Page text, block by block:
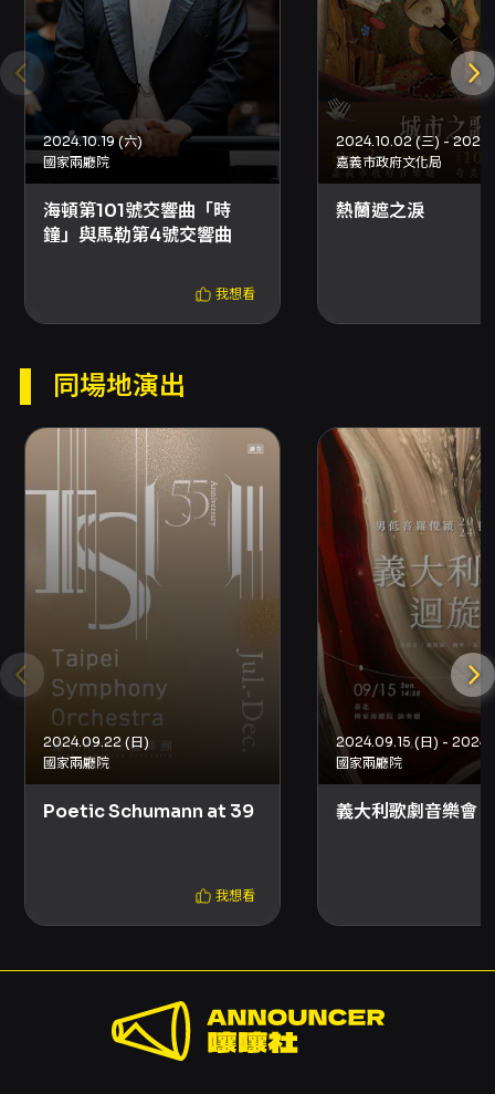
｜演出曲目｜
．Ludwig van Beethoven（1770-1827） 貝
多芬
An die ferne Geliebte op. 98《致遠方的愛
．Robert Schumann（1810-1856）舒曼
Neruda Songs 《聶魯達之歌》
注意事項
開放時間：19:00
演出全長：90分鐘
字幕語言： 中文
演前導聆： 無
到場注意事項：為維護您及其他觀眾的聆賞體
驗，演出當天請盡量準時入座。
2024.10.19 (六)
國家兩廳院
海頓第101號交響曲「時
鐘」與馬勒第4號交響曲
我想看
嘉義市政府文化局
熱蘭遮之淚
同場地演出
2024.09.22 (日)
國家兩廳院
Poetic Schumann at 39
我想看
國家兩廳院
義大利歌劇音樂會